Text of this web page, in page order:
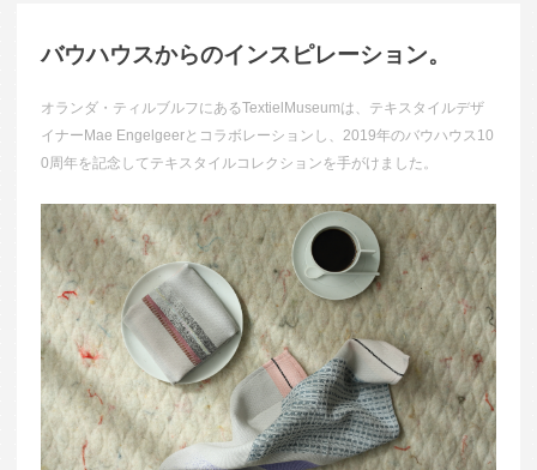
バウハウスからのインスピレーション。
オランダ・ティルブルフにあるTextielMuseumは、テキスタイルデザ
イナーMae Engelgeerとコラボレーションし、2019年のバウハウス10
0周年を記念してテキスタイルコレクションを手がけました。